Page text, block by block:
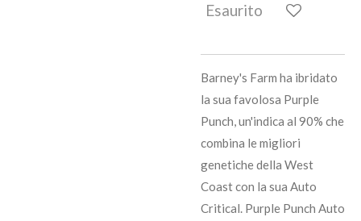
Esaurito
Barney's Farm ha ibridato
la sua favolosa Purple
Punch, un'indica al 90% che
combina le migliori
genetiche della West
Coast con la sua Auto
Critical. Purple Punch Auto